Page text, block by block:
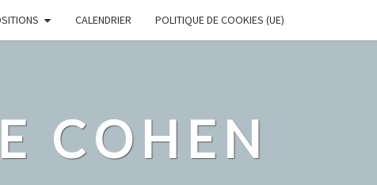
CALENDRIER POLITIQUE DE COOKIES (UE)
COHEN